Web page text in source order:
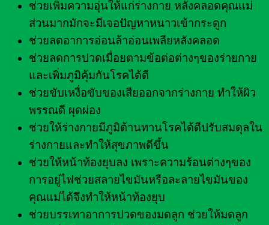
ช่วยเพิ่มความอุ่นให้แก่ร่างกาย หลังคลอดคุณแม่
ส่วนมากมักจะมีเจอปัญหาหนาวเข้ากระดูก
ช่วยลดอาการอ่อนล้าอ่อนเพลียหลังคลอด
ช่วยลดการปวดเมื่อยตามข้อต่อต่างๆของร่ายกาย
และเพิ่มภูมิคุ้มกันโรคได้ดี
ช่วยขับเหงื่อขับของเสียออกจากร่างกาย ทำให้ผิว
พรรณดี ผุดผ่อง
ช่วยให้ร่างกายมีภูมิต้านทานโรคได้ดีปรับสมดุลใน
ร่างกายและทำให้สุขภาพดีขึ้น
ช่วยให้หน้าท้องยุบลง เพราะความร้อนต่างๆของ
การอยู่ไฟช่วยสลายไขมันหรือละลายไขมันของ
คุณแม่ได้จึงทำให้หน้าท้องยุบ
ช่วยบรรเทาอาการปวดของมดลูก ช่วยให้มดลูก